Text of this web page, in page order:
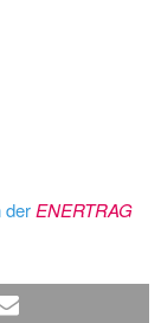
der ENERTRAG